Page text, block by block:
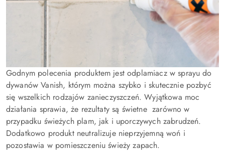
Godnym polecenia produktem jest odplamiacz w sprayu do
dywanów Vanish, którym można szybko i skutecznie pozbyć
się wszelkich rodzajów zanieczyszczeń. Wyjątkowa moc
działania sprawia, że rezultaty są świetne zarówno w
przypadku świeżych plam, jak i uporczywych zabrudzeń.
Dodatkowo produkt neutralizuje nieprzyjemną woń i
pozostawia w pomieszczeniu świeży zapach.